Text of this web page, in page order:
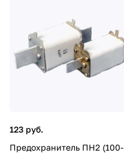
123 руб.
Предохранитель ПН2 (100-